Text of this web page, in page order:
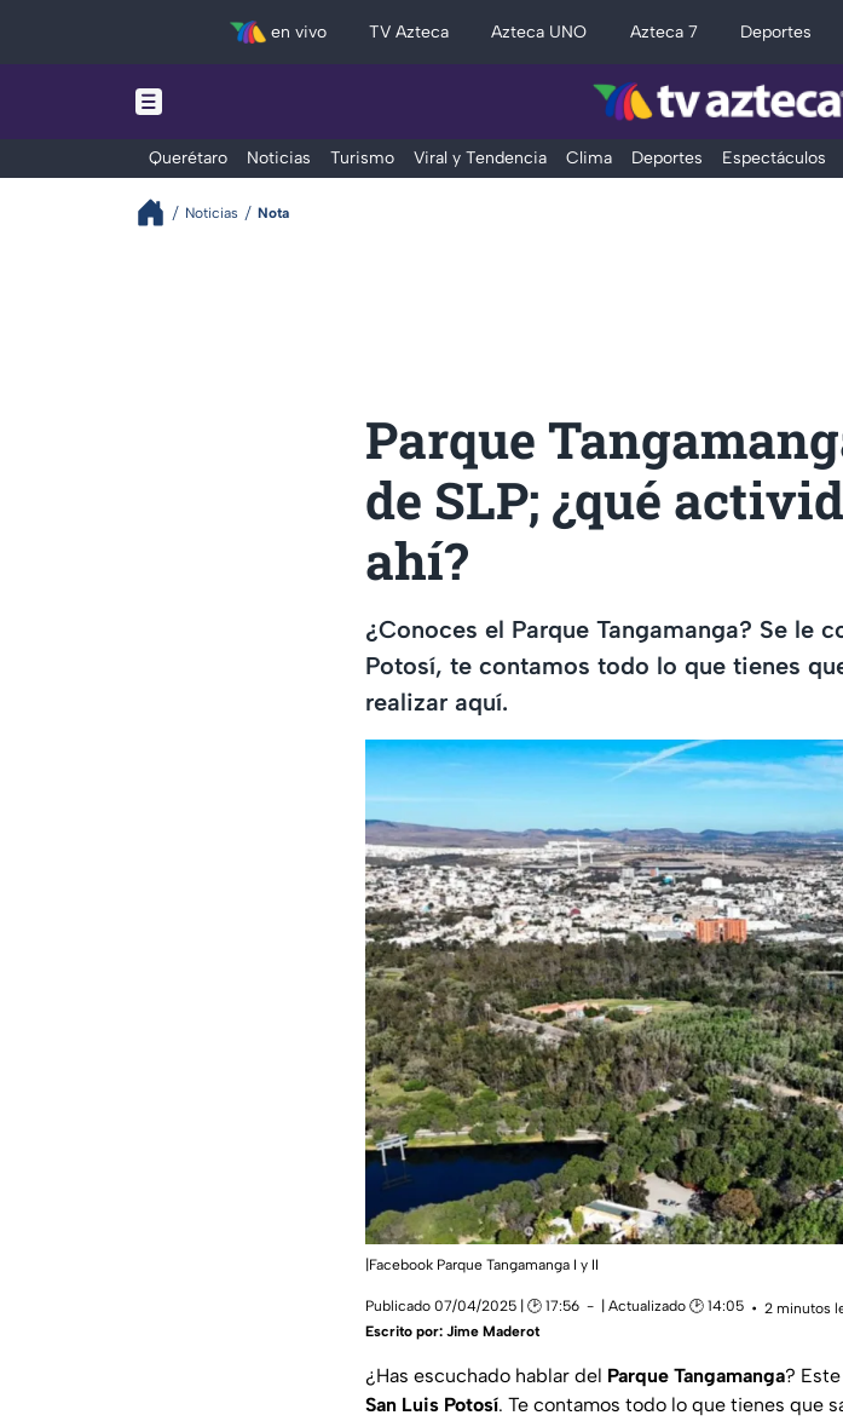
en vivo TV Azteca Azteca UNO Azteca 7 Deportes
Querétaro Noticias Turismo Viral y Tendencia Clima Deportes Espectáculos
Noticias Nota
Parque
de SLP; ¿qué
ahí?
¿Conoces el Parque Tangamanga? Se le
Potosí, te contamos todo lo que tienes
realizar aquí.
|Facebook Parque Tangamanga I y II
Publicado 07/04/2025 | 🕑 17:56 | Actualizado 🕑 14:05
2 minutos
Escrito por: Jime Maderot
¿Has escuchado hablar del Parque Tangamanga?
San Luis Potosí. Te contamos todo lo que tienes que